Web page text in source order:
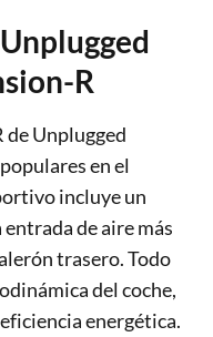
R
de Unplugged
en el
incluye un
de aire más
trasero. Todo
del coche,
energética.